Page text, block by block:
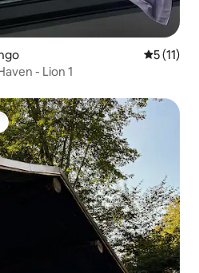
5 (11)
- Lion 1